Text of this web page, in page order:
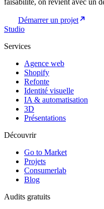
faisabilité, on revient avec un
Démarrer un projet
Studio
Services
Agence web
Shopify
Refonte
Identité visuelle
IA & automatisation
3D
Présentations
Découvrir
Go to Market
Projets
Consumerlab
Blog
Audits gratuits